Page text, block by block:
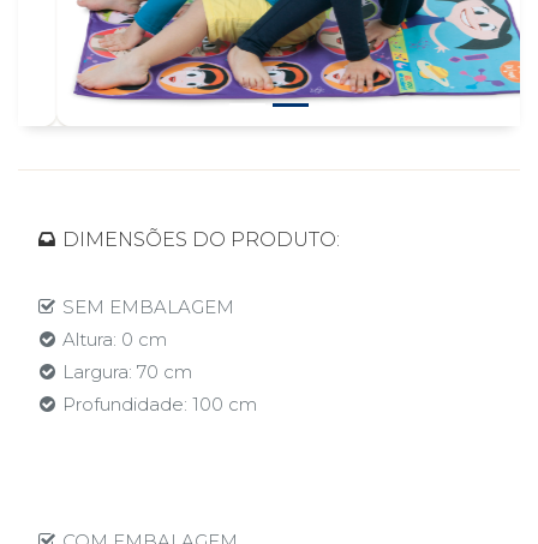
DIMENSÕES DO PRODUTO:
SEM EMBALAGEM
Altura: 0 cm
Largura: 70 cm
Profundidade: 100 cm